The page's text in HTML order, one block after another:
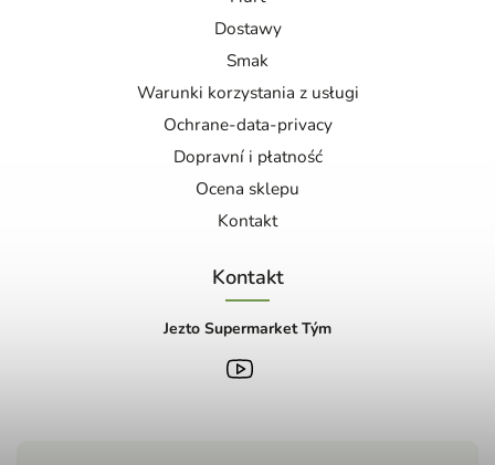
Dostawy
Smak
Warunki korzystania z usługi
Ochrane-data-privacy
Dopravní i płatność
Ocena sklepu
Kontakt
Kontakt
Jezto Supermarket Tým